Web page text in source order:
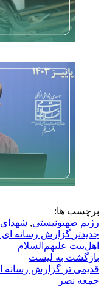
برچسب ها:
رژیم صهیونیستی,
جدیدتر گزارش رسانه ای
اهل‌بیت علیهم‌السلام
بازگشت به لیست
قدیمی تر گزارش رسانه
جمعه نصر